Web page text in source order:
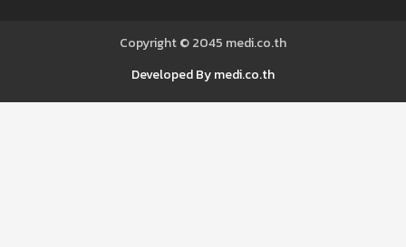
Copyright © 2045 medi.co.th
Developed By medi.co.th